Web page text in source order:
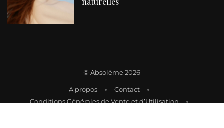
© Absolème 2026
A propos
Contact
Conditions Générales de Vente et d’Utilisation